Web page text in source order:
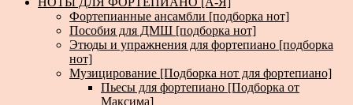
Фортепианные ансамбли [подборка нот]
Пособия для ДМШ [подборка нот]
Этюды и упражнения для фортепиано [подборка
нот]
Музицирование [Подборка нот для фортепиано]
Пьесы для фортепиано [Подборка от
Максима]